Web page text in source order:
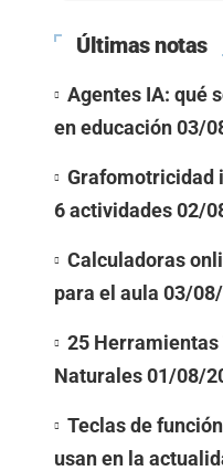
Últimas notas
Agentes IA: qué
en educación03/
Grafomotricidad
6 actividades02/
Calculadoras
para el aula 03/
25 Herramientas
Naturales01/08/
Teclas de
usan en la